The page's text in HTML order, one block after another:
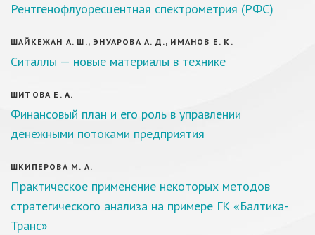
Рентгенофлуоресцентная спектрометрия (РФС)
ШАЙКЕЖАН А. Ш., ЭНУАРОВА А. Д., ИМАНОВ Е. К.
Ситаллы — новые материалы в технике
ШИТОВА Е. А.
Финансовый план и его роль в управлении
денежными потоками предприятия
ШКИПЕРОВА М. А.
Практическое применение некоторых методов
стратегического анализа на примере ГК «Балтика-
Транс»